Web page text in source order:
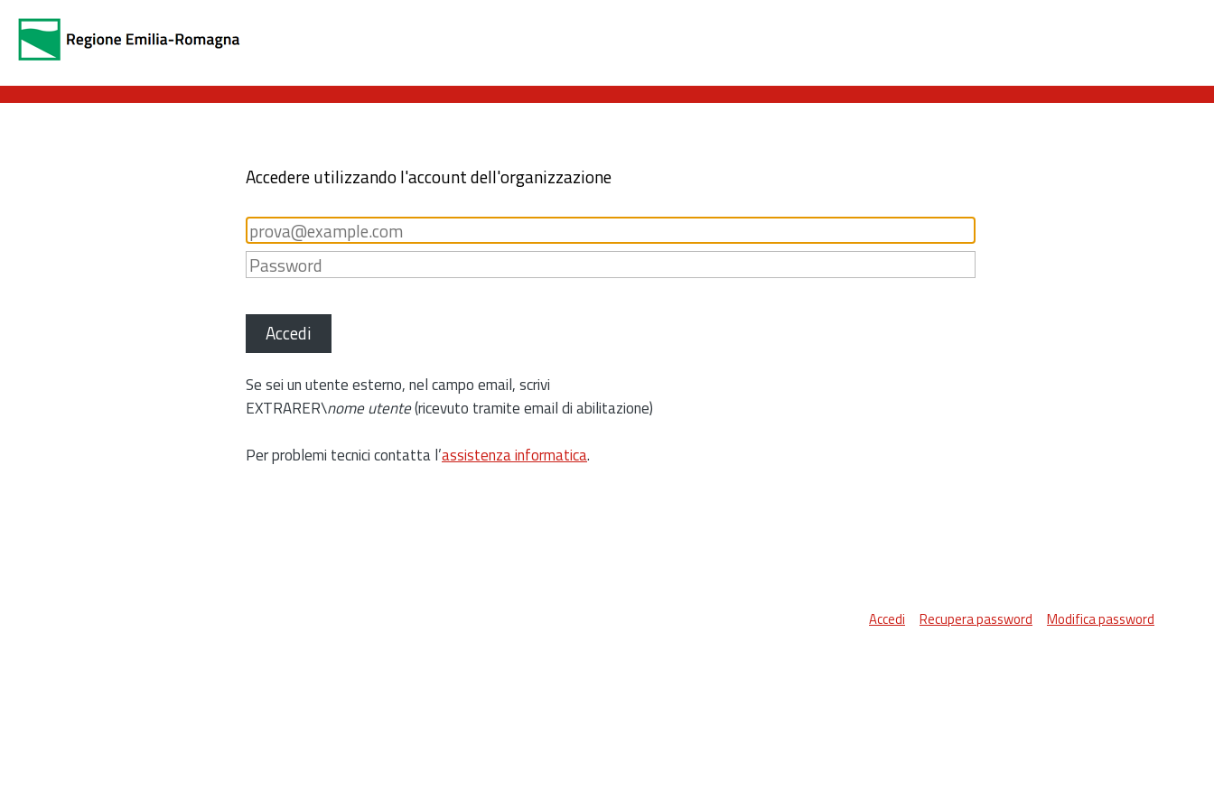
Accedere utilizzando l'account dell'organizzazione
Accedi
Se sei un utente esterno, nel campo email, scrivi
EXTRARER\nome utente(ricevuto tramite email di abilitazione)
Per problemi tecnici contatta l’assistenza informatica.
Accedi Recupera password Modifica password